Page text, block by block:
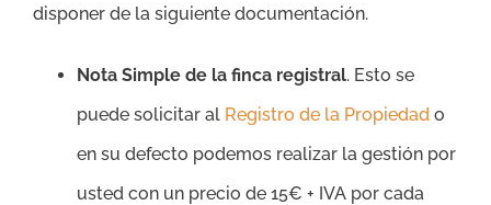
disponer de la siguiente documentación.
Nota Simple de la finca registral. Esto se
puede solicitar al Registro de la Propiedad o
en su defecto podemos realizar la gestión por
usted con un precio de 15€ + IVA por cada